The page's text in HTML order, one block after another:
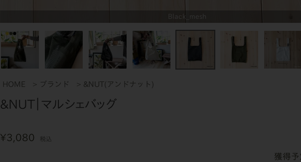
Black_mesh
HOME ブランド &NUT(アンドナット)
&NUT｜マルシェバッグ
¥3,080 税込